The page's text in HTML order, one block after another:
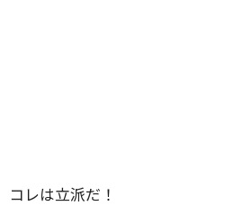
コレは立派だ！